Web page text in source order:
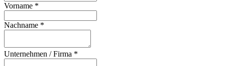
Vorname *
Nachname *
Unternehmen / Firma *